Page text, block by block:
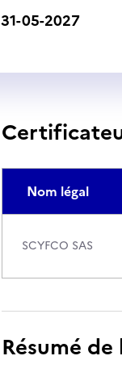
31-05-2027
Nom légal
SCYFCO SAS
Résumé